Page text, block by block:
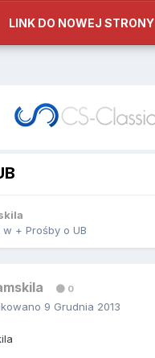
LINK DO NOWEJ STRONY
w + Prośby o UB
0
9 Grudnia 2013